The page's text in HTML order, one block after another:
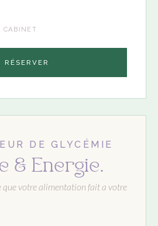
CABINET
RÉSERVER
DE GLYCÉMIE
& Energie.
que votre alimentation fait a votre